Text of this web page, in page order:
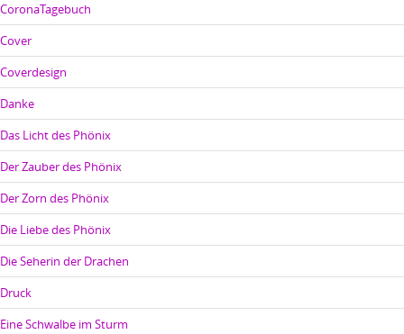
CoronaTagebuch
Cover
Coverdesign
Danke
Das Licht des Phönix
Der Zauber des Phönix
Der Zorn des Phönix
Die Liebe des Phönix
Die Seherin der Drachen
Druck
Eine Schwalbe im Sturm